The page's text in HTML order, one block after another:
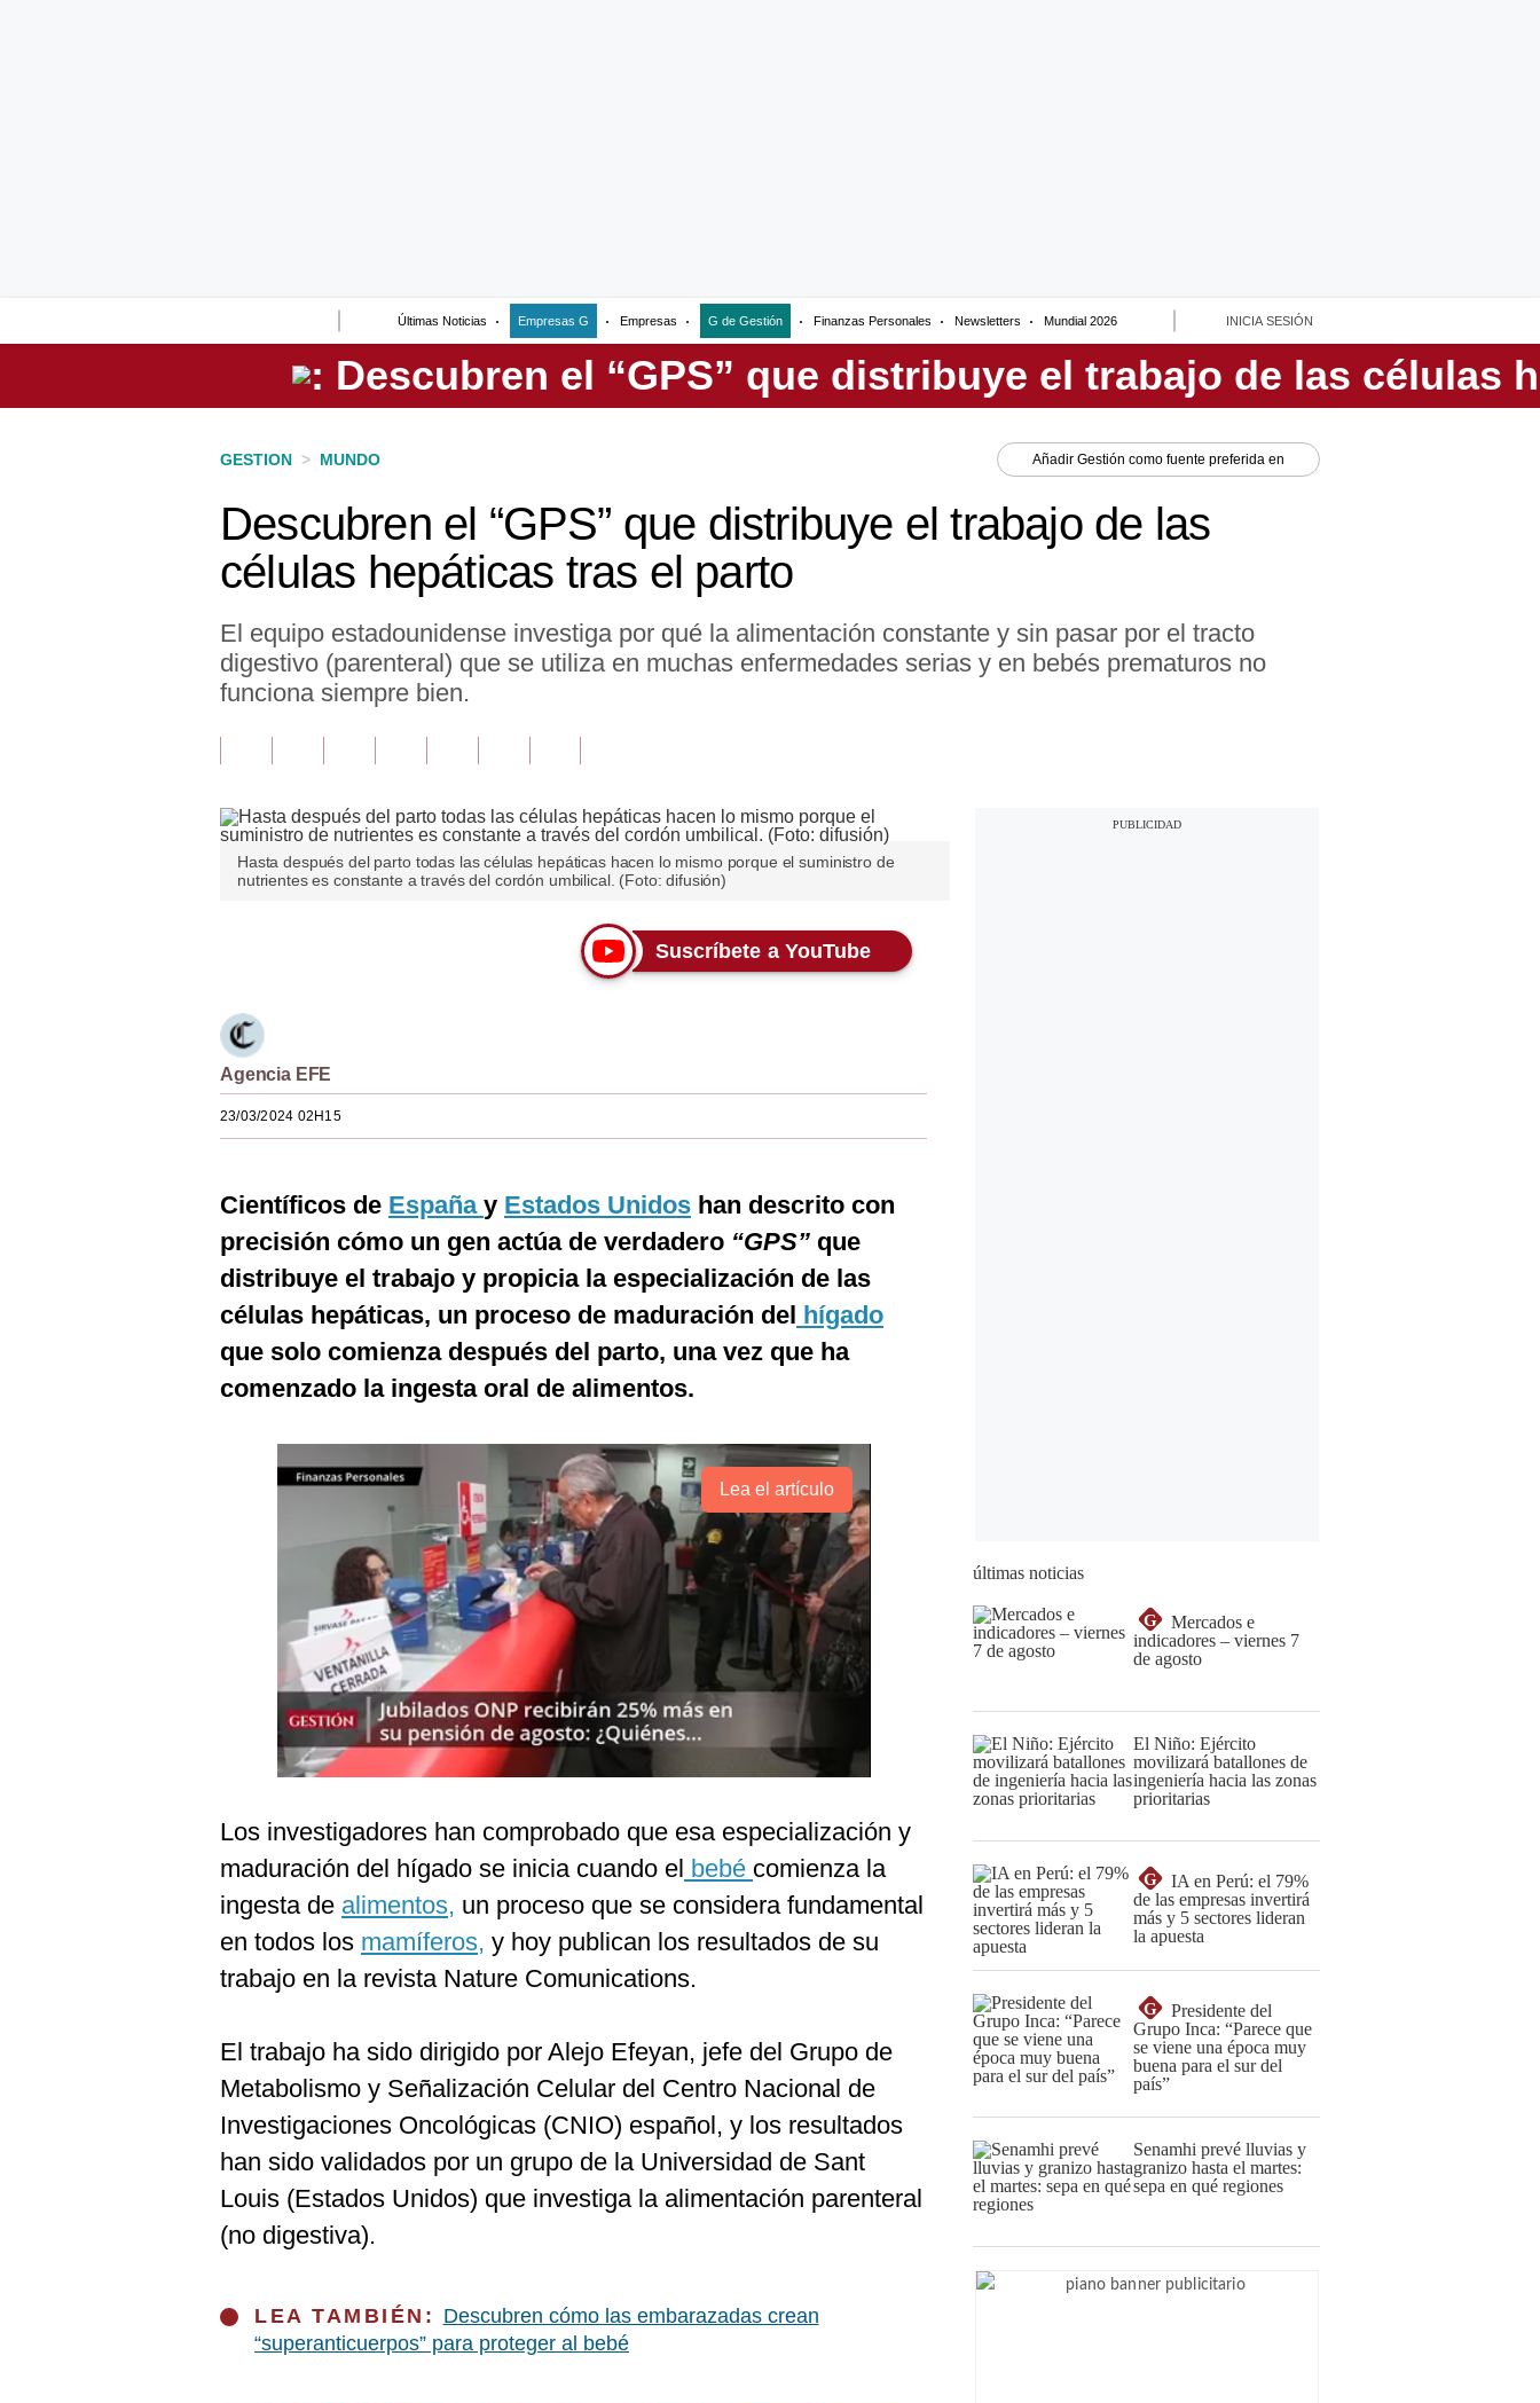
Últimas Noticias Empresas G Empresas G de Gestión Finanzas Personales Newsletters Mundial 2026 INICIA SESIÓN
Perú
GESTION > MUNDO Añadir Gestión como fuente preferida en
Descubren el “GPS” que distribuye el trabajo de las
células hepáticas tras el parto
El equipo estadounidense investiga por qué la alimentación constante y sin pasar por el tracto
digestivo (parenteral) que se utiliza en muchas enfermedades serias y en bebés prematuros no
funciona siempre bien.
Hasta después del parto todas las células hepáticas hacen lo mismo porque el suministro de
nutrientes es constante a través del cordón umbilical. (Foto: difusión)
Suscríbete a YouTube
Agencia EFE
23/03/2024 02H15
Científicos de España y Estados Unidos han descrito con
precisión cómo un gen actúa de verdadero “GPS” que
distribuye el trabajo y propicia la especialización de las
células hepáticas, un proceso de maduración del hígado
que solo comienza después del parto, una vez que ha
comenzado la ingesta oral de alimentos.
Lea el artículo
Los investigadores han comprobado que esa especialización y
maduración del hígado se inicia cuando el bebé comienza la
ingesta de alimentos, un proceso que se considera fundamental
en todos los mamíferos, y hoy publican los resultados de su
trabajo en la revista Nature Comunications.
El trabajo ha sido dirigido por Alejo Efeyan, jefe del Grupo de
Metabolismo y Señalización Celular del Centro Nacional de
Investigaciones Oncológicas (CNIO) español, y los resultados
han sido validados por un grupo de la Universidad de Sant
Louis (Estados Unidos) que investiga la alimentación parenteral
(no digestiva).
LEA TAMBIÉN: Descubren cómo las embarazadas crean
“superanticuerpos” para proteger al bebé
últimas noticias
G
Mercados e
indicadores – viernes 7
de agosto
El Niño: Ejército
movilizará batallones de
ingeniería hacia las zonas
prioritarias
G
IA en Perú: el 79%
de las empresas invertirá
más y 5 sectores lideran
la apuesta
G
Presidente del
Grupo Inca: “Parece que
se viene una época muy
buena para el sur del
país”
Senamhi prevé lluvias y
granizo hasta el martes:
sepa en qué regiones